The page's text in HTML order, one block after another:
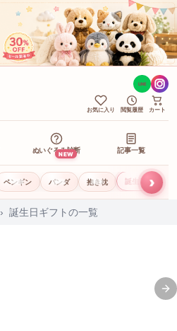
LINE
お気に入り 閲覧履歴 カート
ぬいぐるみ診断
NEW 記事一覧
ペンギン パンダ 抱き枕 誕生日ギフト
›
› 誕生日ギフトの一覧